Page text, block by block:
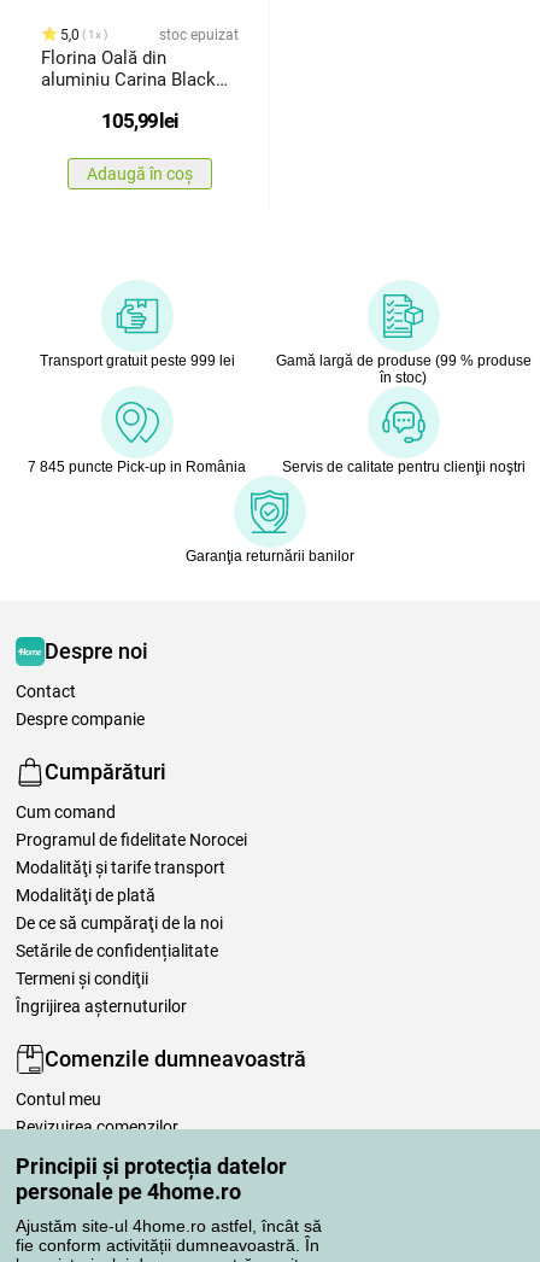
Principii și protecția datelor
personale pe 4home.ro
Ajustăm site-ul 4home.ro astfel, încât să
fie conform activității dumneavoastră. În
5,0 1x stoc epuizat
Florina Oală din
aluminiu Carina Black
105,99 lei
Adaugă în coș
Transport gratuit peste 999 lei
Gamă largă de produse (99 % produse
în stoc)
7 845 puncte Pick-up in România Servis de calitate pentru clienţii noştri
Garanţia returnării banilor
Despre noi
Contact
Despre companie
Cumpărături
Cum comand
Programul de fidelitate Norocei
Modalităţi şi tarife transport
Modalităţi de plată
De ce să cumpăraţi de la noi
Setările de confidențialitate
Termeni şi condiţii
Îngrijirea așternuturilor
Comenzile dumneavoastră
Contul meu
Revizuirea comenzilor
Reclamaţii
Retragere de la contract
Regulile de procesare a recenziilor